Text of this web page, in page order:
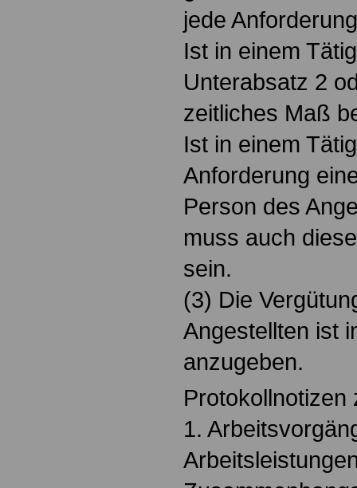
jede
Ist in einem
Unterabsatz 2
zeitliches Maß
Ist in einem
Anforderung
Person des
muss auch
sein.
(3) Die
Angestellten ist
anzugeben.
Protokollnotizen
1.